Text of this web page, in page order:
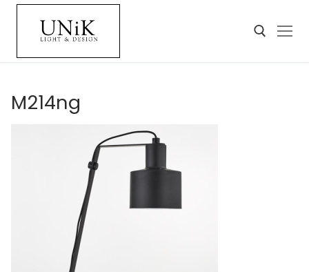
M214ng